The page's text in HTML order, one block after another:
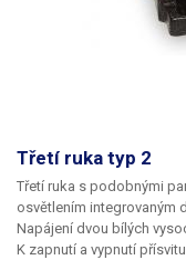
Třetí ruka typ 2
Třetí ruka s podobnými
osvětlením integrovaným
Napájení dvou bílých
K zapnutí a vypnutí